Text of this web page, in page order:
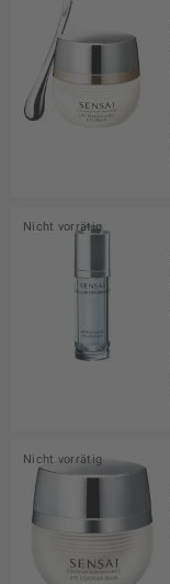
Nicht vorrätig
Nicht vorrätig